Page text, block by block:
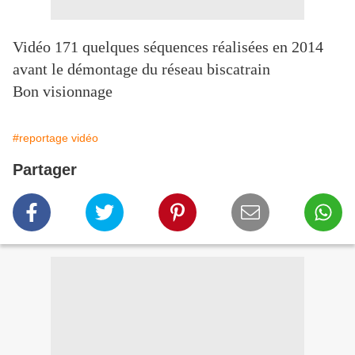
Vidéo 171 quelques séquences réalisées en 2014
avant le démontage du réseau biscatrain
Bon visionnage
#reportage vidéo
Partager